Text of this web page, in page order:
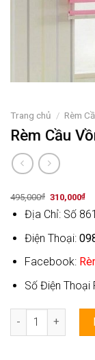
Trang chủ / Rèm
Rèm Cầu
495,000₫
Original
price
was:
310,000₫
is:
Địa Chỉ: Số
Điện Thoại:
Facebook:
Số Điện
Rèm Cầu Vồng